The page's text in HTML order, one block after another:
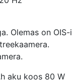
Olemas on OIS-i
aku koos 80 W